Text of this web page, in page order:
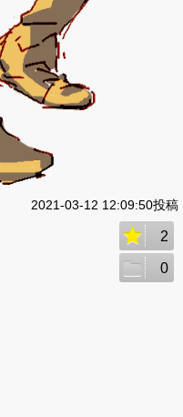
2021-03-12 12:09:50投稿
2
0